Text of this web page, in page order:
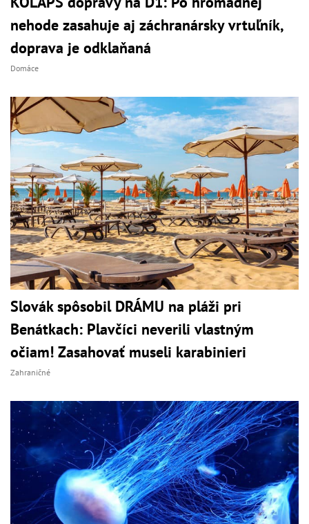
nehode zasahuje aj záchranársky vrtuľník,
doprava je odklaňaná
Domáce
Slovák spôsobil DRÁMU na pláži pri
Benátkach: Plavčíci neverili vlastným
očiam! Zasahovať museli karabinieri
Zahraničné